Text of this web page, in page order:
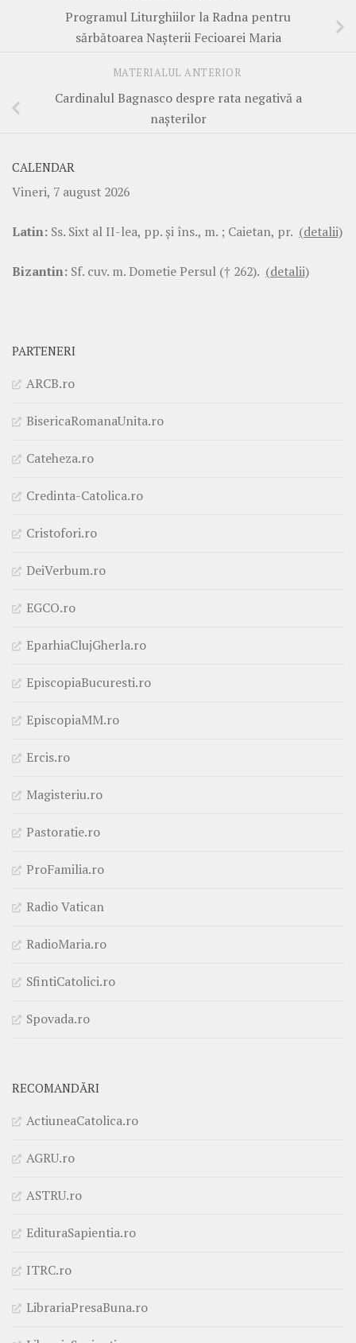
Programul Liturghiilor la Radna pentru
sărbătoarea Naşterii Fecioarei Maria
MATERIALUL ANTERIOR
Cardinalul Bagnasco despre rata negativă a
naşterilor
CALENDAR
Vineri, 7 august 2026
Latin: Ss. Sixt al II-lea, pp. şi îns., m. ; Caietan, pr. (detalii)
Bizantin: Sf. cuv. m. Dometie Persul († 262). (detalii)
PARTENERI
ARCB.ro
BisericaRomanaUnita.ro
Cateheza.ro
Credinta-Catolica.ro
Cristofori.ro
DeiVerbum.ro
EGCO.ro
EparhiaClujGherla.ro
EpiscopiaBucuresti.ro
EpiscopiaMM.ro
Ercis.ro
Magisteriu.ro
Pastoratie.ro
ProFamilia.ro
Radio Vatican
RadioMaria.ro
SfintiCatolici.ro
Spovada.ro
RECOMANDĂRI
ActiuneaCatolica.ro
AGRU.ro
ASTRU.ro
EdituraSapientia.ro
ITRC.ro
LibrariaPresaBuna.ro